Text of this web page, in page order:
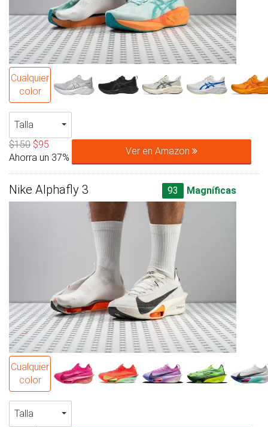
Cualquier
color
Talla
$150 $95
Ahorra un 37%
Ver en Amazon
Nike Alphafly 3 93 Magníficas
Cualquier
color
Talla